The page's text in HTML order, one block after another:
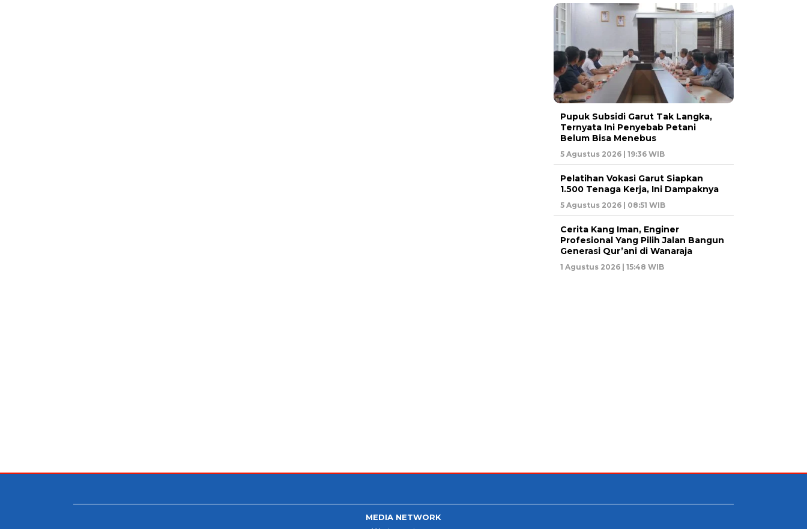
Pupuk Subsidi Garut Tak Langka,
Ternyata Ini Penyebab Petani
Belum Bisa Menebus
5 Agustus 2026 | 19:36 WIB
Pelatihan Vokasi Garut Siapkan
1.500 Tenaga Kerja, Ini Dampaknya
5 Agustus 2026 | 08:51 WIB
Cerita Kang Iman, Enginer
Profesional Yang Pilih Jalan Bangun
Generasi Qur’ani di Wanaraja
1 Agustus 2026 | 15:48 WIB
MEDIA NETWORK